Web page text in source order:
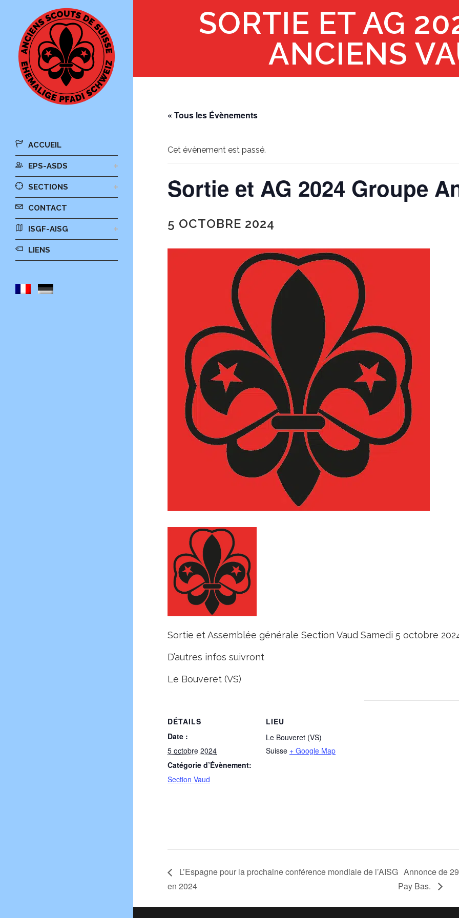
ACCUEIL
EPS-ASDS
SECTIONS
CONTACT
ISGF-AISG
LIENS
SORTIE ET AG
ANCIENS
« Tous les Évènements
Cet évènement est passé.
Sortie et AG 2024 Groupe
5 OCTOBRE 2024
Sortie et Assemblée générale Section Vaud Samedi 5 octobre
D’autres infos suivront
Le Bouveret (VS)
DÉTAILS
Date :
5 octobre 2024
Catégorie d’Évènement:
Section Vaud
LIEU
Le Bouveret (VS)
Suisse + Google Map
L’Espagne pour la prochaine conférence mondiale de l’AISG
en 2024
Annonce de
Pay Bas.